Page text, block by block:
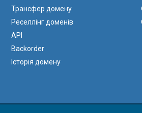
Трансфер домену
Реселлінг доменів
API
Backorder
Історія домену